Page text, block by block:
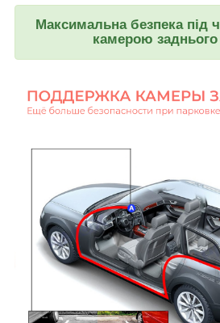
Максимальна безпека під
камерою